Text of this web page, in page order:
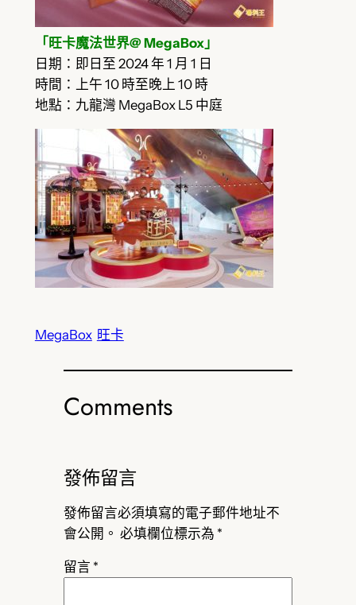
「旺卡魔法世界@ MegaBox」
日期：即日至 2024 年 1 月 1 日
時間：上午 10 時至晚上 10 時
地點：九龍灣 MegaBox L5 中庭
MegaBox 旺卡
Comments
發佈留言
發佈留言必須填寫的電子郵件地址不
會公開。 必填欄位標示為 *
留言 *